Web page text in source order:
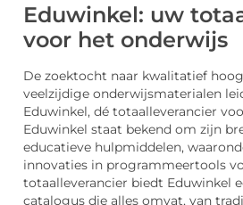
Eduwinkel: uw
voor het onderwijs
De zoektocht naar kwalitatief
veelzijdige onderwijsmaterialen
Eduwinkel, dé totaalleverancier
Eduwinkel staat bekend om zijn
educatieve hulpmiddelen,
innovaties in programmeertools
totaalleverancier biedt Eduwinkel
catalogus die alles omvat, van